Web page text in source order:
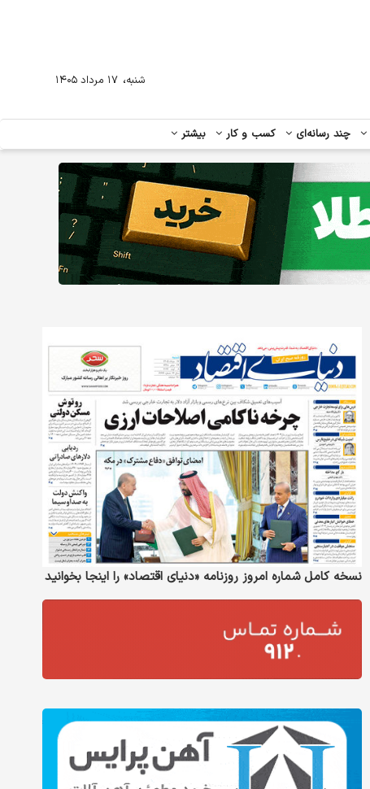
چند رسانه‌ای کسب و کار بیشتر
شنبه، ۱۷ مرداد ۱۴۰۵
نسخه کامل شماره امروز روزنامه «دنیای‌ اقتصاد» را اینجا بخوانید